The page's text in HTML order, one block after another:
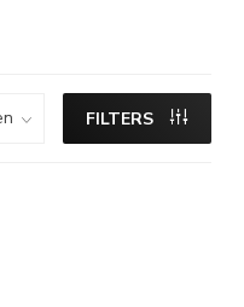
FILTERS